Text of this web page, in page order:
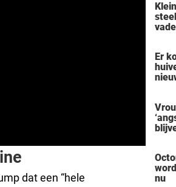
dat een “hele
Er
man
een
nu